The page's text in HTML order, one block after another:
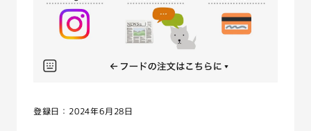
登録日：2024年6月28日